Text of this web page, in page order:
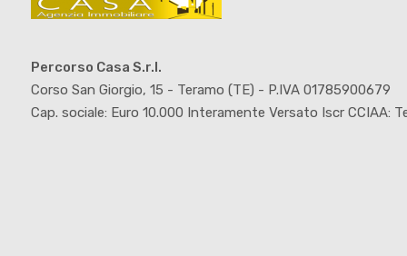
Percorso Casa S.r.l.
Corso San Giorgio, 15 - Teramo (TE) - P.IVA 01785900679
Cap. sociale: Euro 10.000 Interamente Versato Iscr CCIAA: